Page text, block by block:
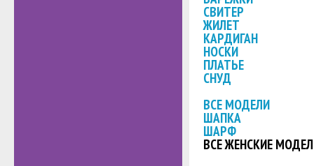
СВИТЕР
ЖИЛЕТ
КАРДИГАН
НОСКИ
ПЛАТЬЕ
СНУД
ВСЕ МОДЕЛИ
ШАПКА
ШАРФ
ВСЕ ЖЕНСКИЕ